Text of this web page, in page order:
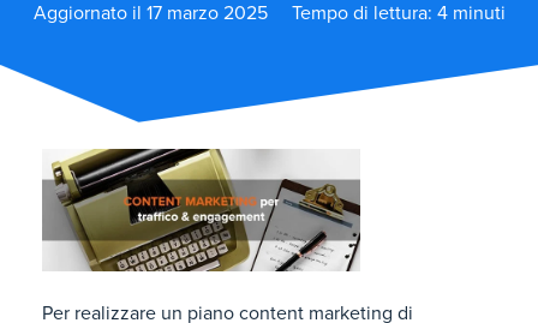
Aggiornato il 17 marzo 2025
Tempo di lettura: 4 minuti
Per realizzare un piano content marketing di